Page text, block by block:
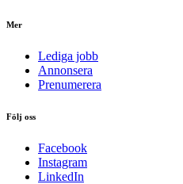
Mer
Lediga jobb
Annonsera
Prenumerera
Följ oss
Facebook
Instagram
LinkedIn